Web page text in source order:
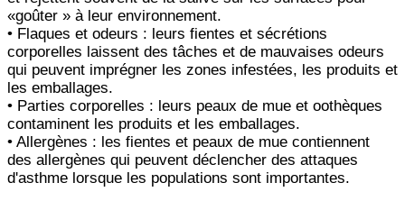
«goûter » à leur environnement.
• Flaques et odeurs : leurs fientes et sécrétions
corporelles laissent des tâches et de mauvaises odeurs
qui peuvent imprégner les zones infestées, les produits et
les emballages.
• Parties corporelles : leurs peaux de mue et oothèques
contaminent les produits et les emballages.
• Allergènes : les fientes et peaux de mue contiennent
des allergènes qui peuvent déclencher des attaques
d'asthme lorsque les populations sont importantes.